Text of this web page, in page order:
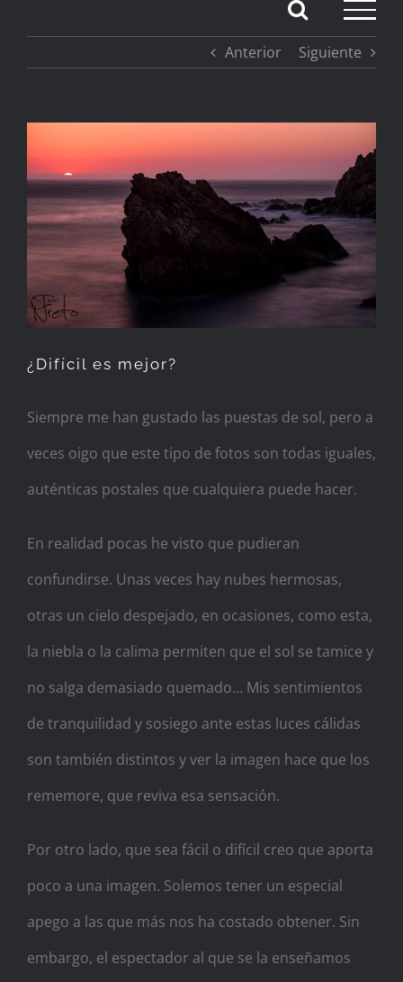
Anterior Siguiente
imagen
más
grande
¿Difícil es mejor?
Siempre me han gustado las puestas de sol, pero a
veces oigo que este tipo de fotos son todas iguales,
auténticas postales que cualquiera puede hacer.
En realidad pocas he visto que pudieran
confundirse. Unas veces hay nubes hermosas,
otras un cielo despejado, en ocasiones, como esta,
la niebla o la calima permiten que el sol se tamice y
no salga demasiado quemado… Mis sentimientos
de tranquilidad y sosiego ante estas luces cálidas
son también distintos y ver la imagen hace que los
rememore, que reviva esa sensación.
Por otro lado, que sea fácil o difícil creo que aporta
poco a una imagen. Solemos tener un especial
apego a las que más nos ha costado obtener. Sin
embargo, el espectador al que se la enseñamos